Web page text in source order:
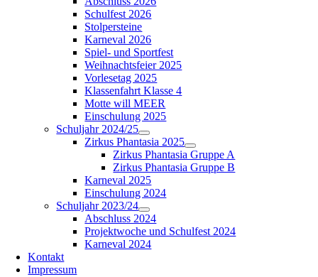
Schulfest 2026
Stolpersteine
Karneval 2026
Spiel- und Sportfest
Weihnachtsfeier 2025
Vorlesetag 2025
Klassenfahrt Klasse 4
Motte will MEER
Einschulung 2025
Schuljahr 2024/25
Zirkus Phantasia 2025
Zirkus Phantasia Gruppe A
Zirkus Phantasia Gruppe B
Karneval 2025
Einschulung 2024
Schuljahr 2023/24
Abschluss 2024
Projektwoche und Schulfest 2024
Karneval 2024
Kontakt
Impressum